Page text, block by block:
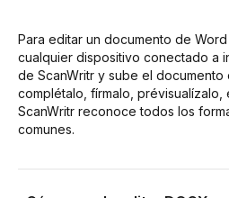
Para editar un documento de
cualquier dispositivo conectado a
de ScanWritr y sube el documento
complétalo, fírmalo,
ScanWritr reconoce todos los
comunes.